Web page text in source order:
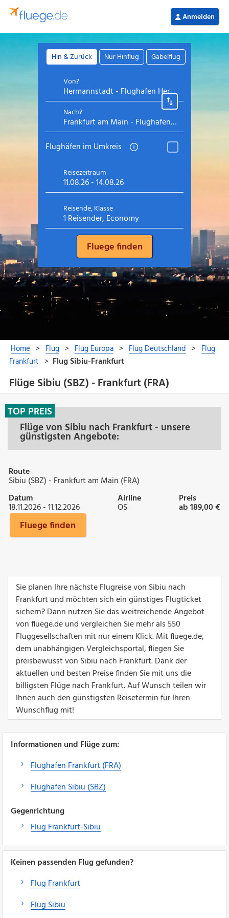
Flüge Sibiu (SBZ) - Frankfurt (FRA)
Flüge von Sibiu nach Frankfurt - unsere
günstigsten Angebote:
TOP PREIS
Route
Sibiu (SBZ) - Frankfurt am Main (FRA)
Datum
18.11.2026 - 11.12.2026
Airline
OS
Preis
ab 189,00 €
Fluege finden
Sie planen Ihre nächste Flugreise von Sibiu nach
Frankfurt und möchten sich ein günstiges Flugticket
sichern? Dann nutzen Sie das weitreichende Angebot
von fluege.de und vergleichen Sie mehr als 550
Fluggesellschaften mit nur einem Klick. Mit fluege.de,
dem unabhängigen Vergleichsportal, fliegen Sie
preisbewusst von Sibiu nach Frankfurt. Dank der
aktuellen und besten Preise finden Sie mit uns die
billigsten Flüge nach Frankfurt. Auf Wunsch teilen wir
Ihnen auch den günstigsten Reisetermin für Ihren
Wunschflug mit!
Informationen und Flüge zum:
Flughafen Frankfurt (FRA)
Flughafen Sibiu (SBZ)
Gegenrichtung
Flug Frankfurt-Sibiu
Keinen passenden Flug gefunden?
Flug Frankfurt
Flug Sibiu